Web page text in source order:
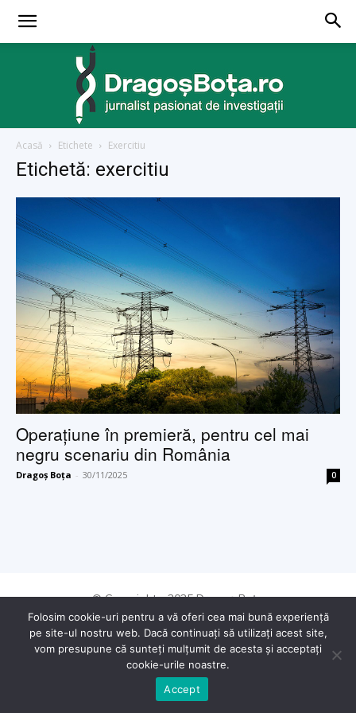
Acasă Etichete Exercitiu
Etichetă: exercitiu
Operațiune în premieră, pentru cel mai
negru scenariu din România
Dragoș Boța - 30/11/2025 0
© Copyright - 2025 Dragoș Boța
Folosim cookie-uri pentru a vă oferi cea mai bună experiență
pe site-ul nostru web. Dacă continuați să utilizați acest site,
vom presupune că sunteți mulțumit de acesta și acceptați
cookie-urile noastre.
Accept